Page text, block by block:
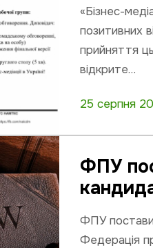
«Бізнес-
позитивних
прийняття
відкрите…
25 серпня
ФПУ
ФПУ
Федерація